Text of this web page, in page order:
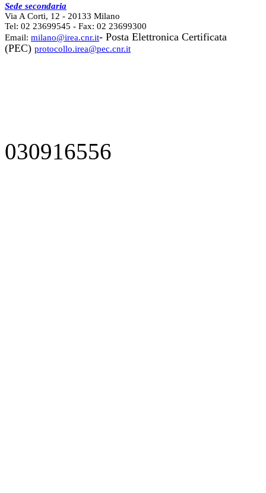
Sede secondaria
Via A Corti, 12 - 20133 Milano
Tel: 02 23699545 - Fax: 02 23699300
Email: milano@irea.cnr.it- Posta Elettronica Certificata
(PEC) protocollo.irea@pec.cnr.it
030916556